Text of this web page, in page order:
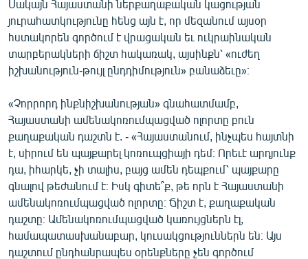
Սակայն Հայաստանի ներքաղաքական կացության
յուրահատկությունը հենց այն է, որ մեզանում այսօր
հստակորեն գործում է վրացական եւ ուկրաինական
տարբերակների ճիշտ հակառակ, այսինքն՝ «ուժեղ
իշխանություն-թույլ ընդդիմություն» բանաձեւը»։
«Չորրորդ ինքնիշխանության» գնահատմամբ,
Հայաստանի ամենակոռումպացված ոլորտը բուն
քաղաքական դաշտն է. - «Հայաստանում, ինչպես հայտնի
է, սիրում են պայքարել կոռուպցիայի դեմ։ Որեւէ արդյունք
դա, իհարկե, չի տալիս, բայց ամեն դեպքում՝ պայքարը
գնալով թեժանում է։ Իսկ գիտե՞ք, թե որն է Հայաստանի
ամենակոռումպացված ոլորտը։ Ճիշտ է, քաղաքական
դաշտը։ Ամենակոռումպացված կառույցներն էլ,
համապատասխանաբար, կուսակցություններն են։ Այս
դաշտում ընդհանրապես օրենքները չեն գործում